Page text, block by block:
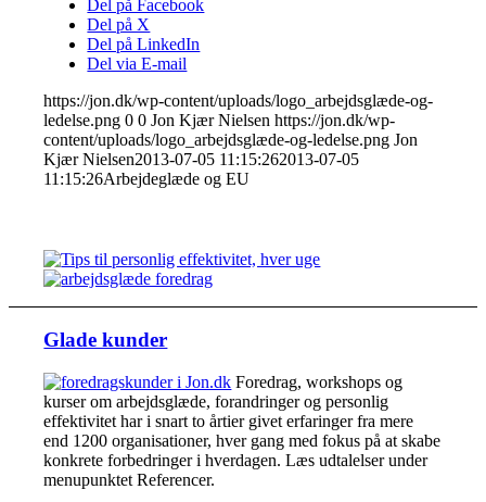
Del på Facebook
Del på X
Del på LinkedIn
Del via E-mail
https://jon.dk/wp-content/uploads/logo_arbejdsglæde-og-
ledelse.png 0 0 Jon Kjær Nielsen https://jon.dk/wp-
content/uploads/logo_arbejdsglæde-og-ledelse.png Jon
Kjær Nielsen2013-07-05 11:15:262013-07-05
11:15:26Arbejdeglæde og EU
Glade kunder
Foredrag, workshops og
kurser om arbejdsglæde, forandringer og personlig
effektivitet har i snart to årtier givet erfaringer fra mere
end 1200 organisationer, hver gang med fokus på at skabe
konkrete forbedringer i hverdagen. Læs udtalelser under
menupunktet Referencer.